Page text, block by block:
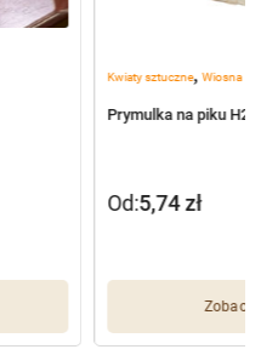
Kwiaty sztuczne,Wiosna
Prymulka na piku H297
Zobacz
Od:5,74zł